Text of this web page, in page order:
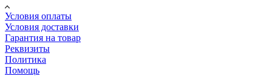
Условия оплаты
Условия доставки
Гарантия на товар
Реквизиты
Политика
Помощь